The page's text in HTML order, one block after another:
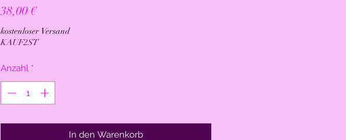
38,00 €Preis
kostenloser Versand
KAUF2ST
Anzahl *
In den Warenkorb